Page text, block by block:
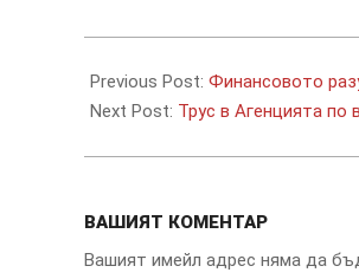
05-
20
Previous Post: Финансовото
Next Post: Трус в Агенцията по
ВАШИЯТ КОМЕНТАР
Вашият имейл адрес няма да